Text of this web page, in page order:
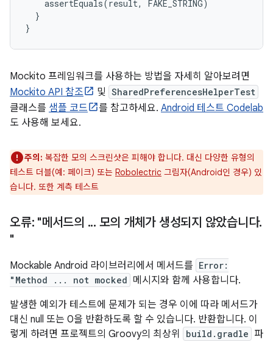
assertEquals( result, FAKE_STRING )
}
}
Mockito 프레임워크를 사용하는 방법을 자세히 알아보려면
Mockito API 참조
및 SharedPreferencesHelperTest
클래스를 샘플 코드 를 참고하세요. Android 테스트 Codelab
도 사용해 보세요.
주의: 복잡한 모의 스크린샷은 피해야 합니다. 대신 다양한 유형의
테스트 더블(예: 페이크) 또는 Robolectric 그림자(Android인 경우) 있
습니다. 또한 계측 테스트
오류: "메서드의 ... 모의 개체가 생성되지 않았습니다.
"
Mockable Android 라이브러리에서 메서드를 Error:
"Method ... not mocked 메시지와 함께 사용합니다.
발생한 예외가 테스트에 문제가 되는 경우 이에 따라 메서드가
대신 null 또는 0을 반환하도록 할 수 있습니다. 반환합니다. 이
렇게 하려면 프로젝트의 Groovy의 최상위
build.gradle 파